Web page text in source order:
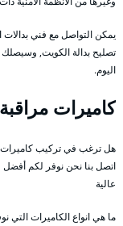
تصليح بدالة الكويت,
اليوم.
كاميرات
هل ترغب في تركيب كاميرات
اتصل بنا نحن نوفر لكم أفضل
عالية
ما هي انواع الكاميرات التي